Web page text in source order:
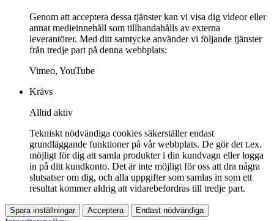
Genom att acceptera dessa tjänster kan vi visa dig videor eller
annat medieinnehåll som tillhandahålls av externa
leverantörer. Med ditt samtycke använder vi följande tjänster
från tredje part på denna webbplats:
Vimeo, YouTube
Krävs
Alltid aktiv
Tekniskt nödvändiga cookies säkerställer endast
grundläggande funktioner på vår webbplats. De gör det t.ex.
möjligt för dig att samla produkter i din kundvagn eller logga
in på ditt kundkonto. Det är inte möjligt för oss att dra några
slutsatser om dig, och alla uppgifter som samlas in som ett
resultat kommer aldrig att vidarebefordras till tredje part.
Spara inställningar Acceptera Endast nödvändiga